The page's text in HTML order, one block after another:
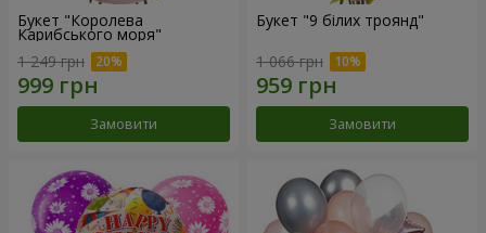
Букет "Королева
Карибського моря"
1 249 грн
Замовити
Букет "9 білих троянд"
1 066 грн
Замовити